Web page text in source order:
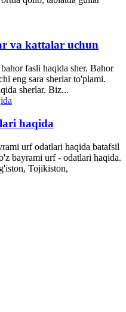
va kattalar uchun
fasli haqida sher. Bahor
eng sara sherlar to'plami.
sherlar. Biz...
haqida
urf odatlari haqida batafsil
bayrami urf - odatlari haqida.
Tojikiston,